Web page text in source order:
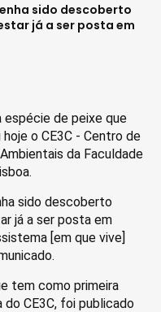
sido descoberto
já a ser posta em
espécie de peixe que
o CE3C - Centro de
da Faculdade
sido descoberto
já a ser posta em
[em que vive]
tem como primeira
CE3C, foi publicado